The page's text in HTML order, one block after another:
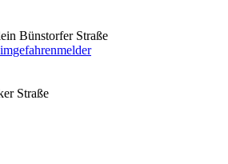
Bünstorfer Straße
Straße